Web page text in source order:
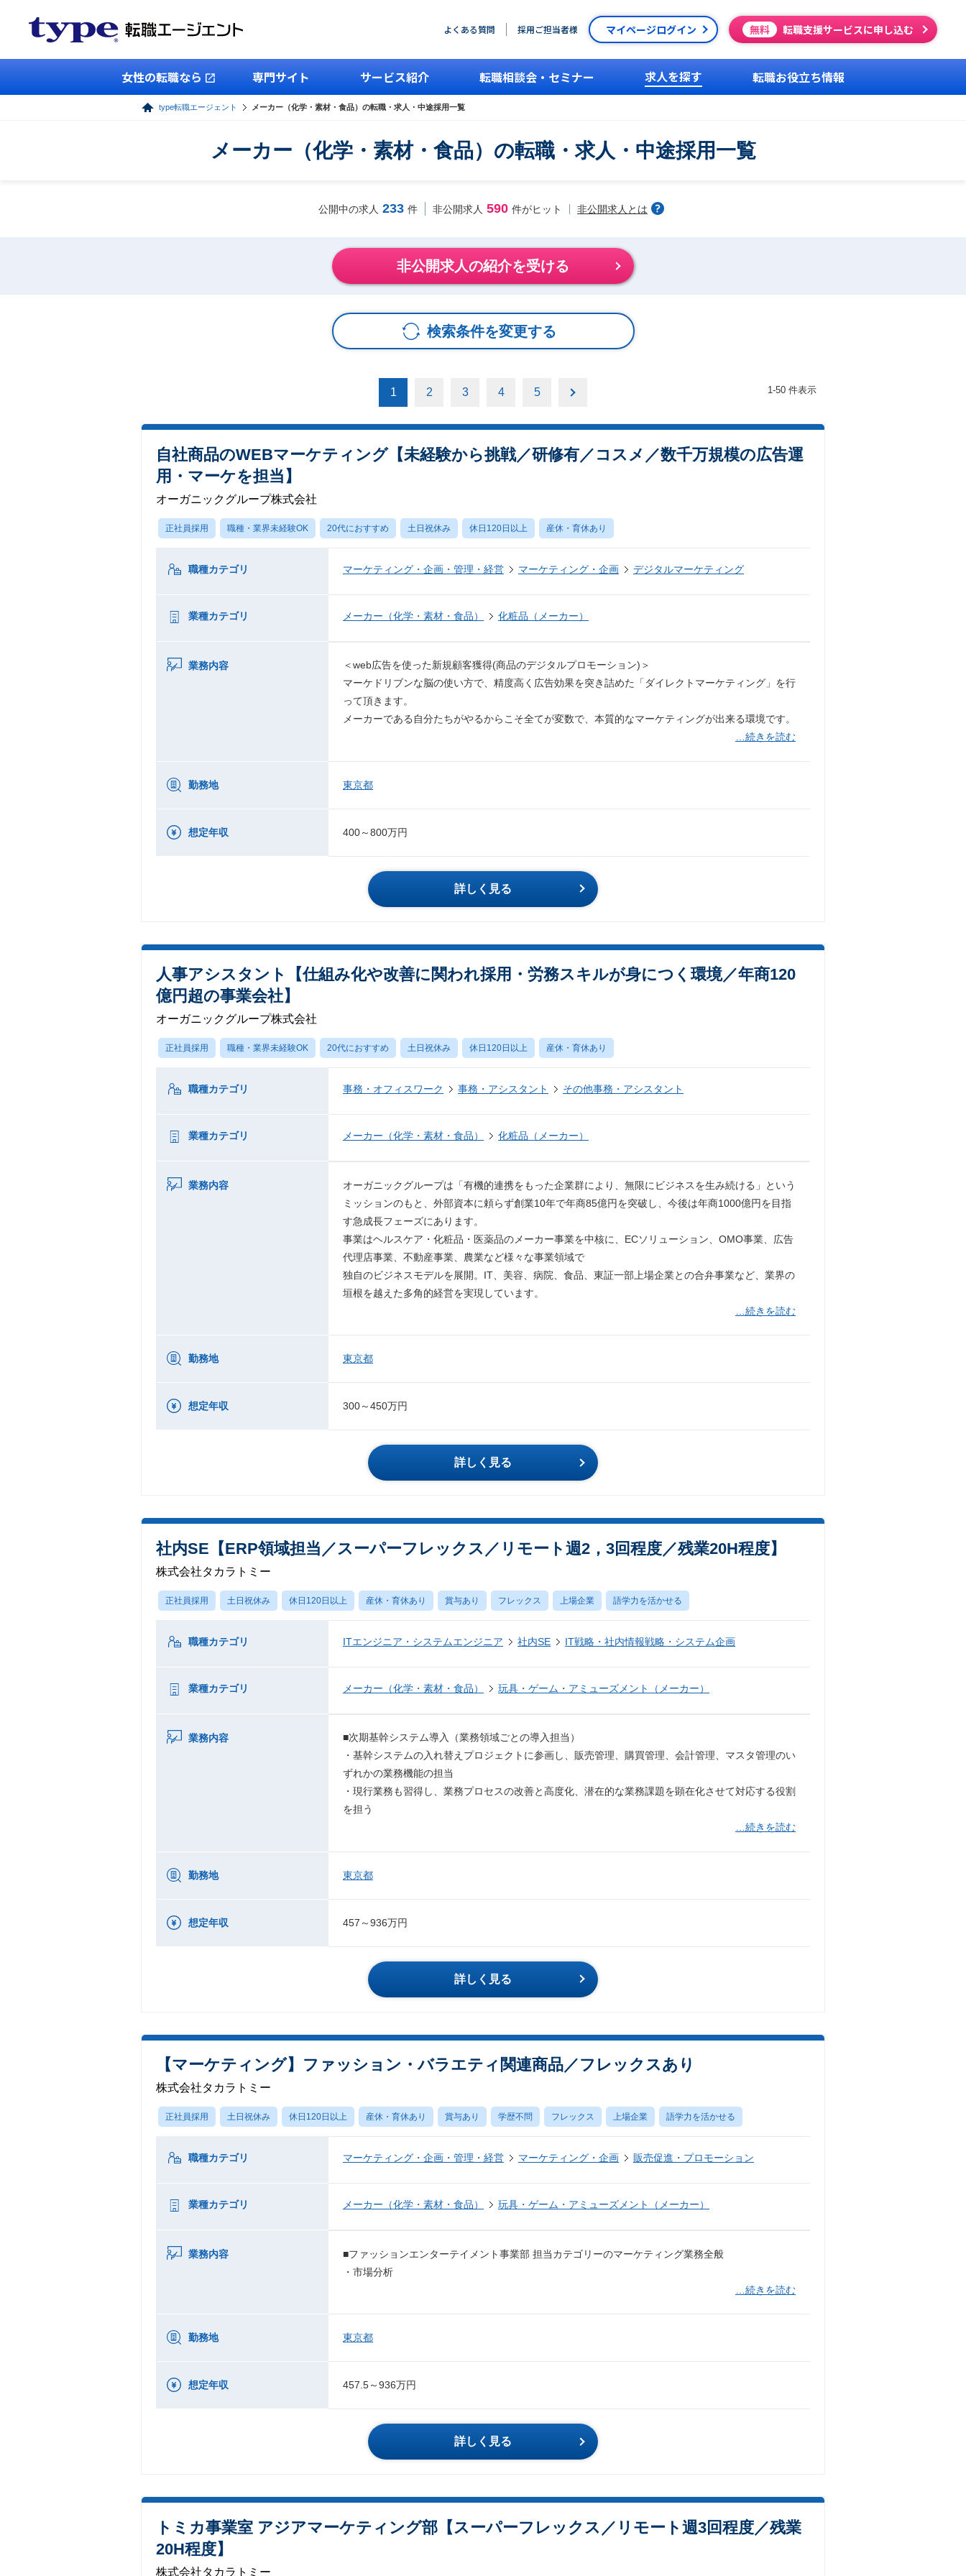
よくある質問 採用ご担当者様 マイページログイン 無料 転職支援サービスに申し込む
女性の転職なら 専門サイト サービス紹介 転職相談会・セミナー 求人を探す 転職お役立ち情報
type転職エージェント メーカー（化学・素材・食品）の転職・求人・中途採用一覧
メーカー（化学・素材・食品）の転職・求人・中途採用一覧
公開中の求人 233 件 非公開求人 590 件がヒット 非公開求人とは
非公開求人の紹介を受ける
検索条件を変更する
1 2 3 4 5 1-50 件表示
自社商品のWEBマーケティング【未経験から挑戦／研修有／コスメ／数千万規模の広告運
用・マーケを担当】
オーガニックグループ株式会社
正社員採用 職種・業界未経験OK 20代におすすめ 土日祝休み 休日120日以上 産休・育休あり
職種カテゴリ マーケティング・企画・管理・経営 マーケティング・企画 デジタルマーケティング
業種カテゴリ メーカー（化学・素材・食品） 化粧品（メーカー）
業務内容
＜web広告を使った新規顧客獲得(商品のデジタルプロモーション)＞
マーケドリブンな脳の使い方で、精度高く広告効果を突き詰めた「ダイレクトマーケティング」を行
って頂きます。
メーカーである自分たちがやるからこそ全てが変数で、本質的なマーケティングが出来る環境です。
…続きを読む
勤務地 東京都
想定年収 400～800万円
詳しく見る
人事アシスタント【仕組み化や改善に関われ採用・労務スキルが身につく環境／年商120
億円超の事業会社】
オーガニックグループ株式会社
正社員採用 職種・業界未経験OK 20代におすすめ 土日祝休み 休日120日以上 産休・育休あり
職種カテゴリ 事務・オフィスワーク 事務・アシスタント その他事務・アシスタント
業種カテゴリ メーカー（化学・素材・食品） 化粧品（メーカー）
業務内容
オーガニックグループは「有機的連携をもった企業群により、無限にビジネスを生み続ける」という
ミッションのもと、外部資本に頼らず創業10年で年商85億円を突破し、今後は年商1000億円を目指
す急成長フェーズにあります。
事業はヘルスケア・化粧品・医薬品のメーカー事業を中核に、ECソリューション、OMO事業、広告
代理店事業、不動産事業、農業など様々な事業領域で
独自のビジネスモデルを展開。IT、美容、病院、食品、東証一部上場企業との合弁事業など、業界の
垣根を越えた多角的経営を実現しています。
…続きを読む
勤務地 東京都
想定年収 300～450万円
詳しく見る
社内SE【ERP領域担当／スーパーフレックス／リモート週2，3回程度／残業20H程度】
株式会社タカラトミー
正社員採用 土日祝休み 休日120日以上 産休・育休あり 賞与あり フレックス 上場企業 語学力を活かせる
職種カテゴリ ITエンジニア・システムエンジニア 社内SE IT戦略・社内情報戦略・システム企画
業種カテゴリ メーカー（化学・素材・食品） 玩具・ゲーム・アミューズメント（メーカー）
業務内容
■次期基幹システム導入（業務領域ごとの導入担当）
・基幹システムの入れ替えプロジェクトに参画し、販売管理、購買管理、会計管理、マスタ管理のい
ずれかの業務機能の担当
・現行業務も習得し、業務プロセスの改善と高度化、潜在的な業務課題を顕在化させて対応する役割
を担う
…続きを読む
勤務地 東京都
想定年収 457～936万円
詳しく見る
【マーケティング】ファッション・バラエティ関連商品／フレックスあり
株式会社タカラトミー
正社員採用 土日祝休み 休日120日以上 産休・育休あり 賞与あり 学歴不問 フレックス 上場企業 語学力を活かせる
職種カテゴリ マーケティング・企画・管理・経営 マーケティング・企画 販売促進・プロモーション
業種カテゴリ メーカー（化学・素材・食品） 玩具・ゲーム・アミューズメント（メーカー）
業務内容
■ファッションエンターテイメント事業部 担当カテゴリーのマーケティング業務全般
・市場分析
…続きを読む
勤務地 東京都
想定年収 457.5～936万円
詳しく見る
トミカ事業室 アジアマーケティング部【スーパーフレックス／リモート週3回程度／残業
20H程度】
株式会社タカラトミー